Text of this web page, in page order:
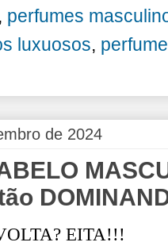
, perfumes
luxuosos,
de 2024
EITA!!!